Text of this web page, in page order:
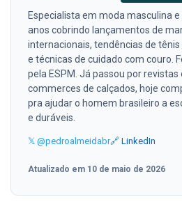
Especialista em moda masculina
anos cobrindo lançamentos de
internacionais, tendências de
e técnicas de cuidado com couro.
pela ESPM. Já passou por revistas
commerces de calçados, hoje
pra ajudar o homem brasileiro a
e duráveis.
𝕏 @pedroalmeidabr🔗 LinkedIn
Atualizado em 10 de maio de 2026